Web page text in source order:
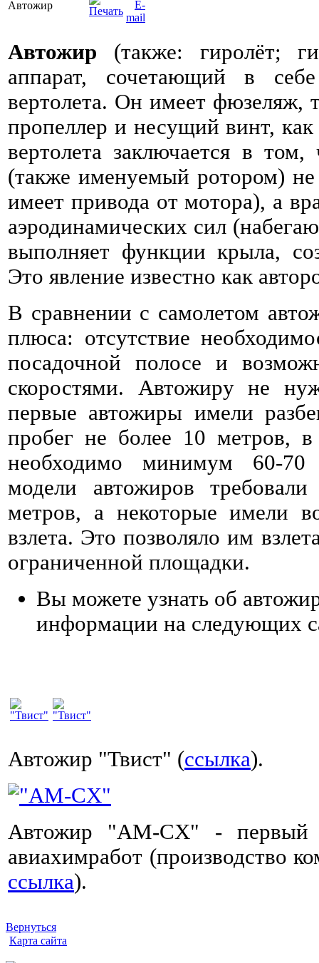
Автожир
Автожир (также: гиролёт;
аппарат, сочетающий в
вертолета. Он имеет
пропеллер и несущий винт,
вертолета заключается в
(также именуемый ротором) не
имеет привода от мотора), а
аэродинамических сил
выполняет функции крыла,
Это явление известно как
В сравнении с самолетом
плюса: отсутствие
посадочной полосе и
скоростями. Автожиру не
первые автожиры имели
пробег не более 10 метров,
необходимо минимум 60-70
модели автожиров
метров, а некоторые имели
взлета. Это позволяло им
ограниченной площадки.
Вы можете узнать об
информации на следующих
Автожир "Твист" (ссылка).
Автожир "AM-CX" - первый
авиахимработ (производство
ссылка).
Вернуться
Карта сайта